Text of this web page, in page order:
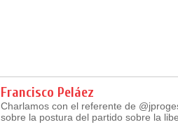
Francisco Peláez
Charlamos con el referente de
sobre la postura del partido sobre la